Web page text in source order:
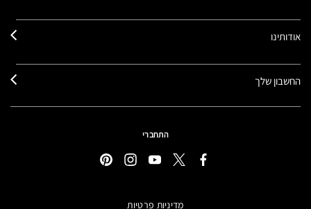
אודותינו
החשבון שלך
התחברי
מדיניות פרטיות